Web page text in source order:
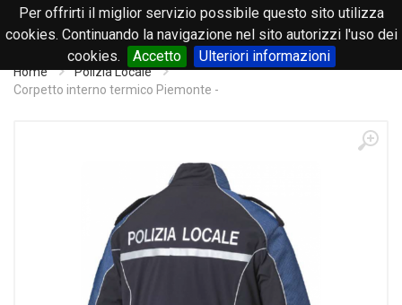
Per offrirti il miglior servizio possibile questo sito utilizza
cookies. Continuando la navigazione nel sito autorizzi l'uso dei
cookies.
Accetto Ulteriori informazioni
0
Home
Polizia Locale
Corpetto interno termico Piemonte -